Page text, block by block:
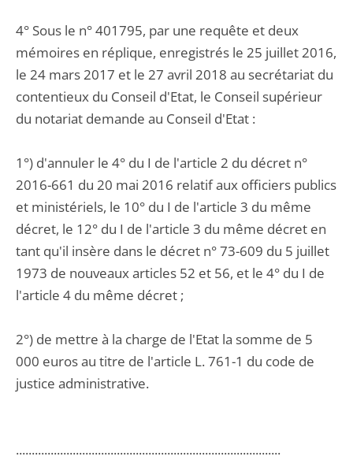
4° Sous le n° 401795, par une requête et deux
mémoires en réplique, enregistrés le 25 juillet 2016,
le 24 mars 2017 et le 27 avril 2018 au secrétariat du
contentieux du Conseil d'Etat, le Conseil supérieur
du notariat demande au Conseil d'Etat :
1°) d'annuler le 4° du I de l'article 2 du décret n°
2016-661 du 20 mai 2016 relatif aux officiers publics
et ministériels, le 10° du I de l'article 3 du même
décret, le 12° du I de l'article 3 du même décret en
tant qu'il insère dans le décret n° 73-609 du 5 juillet
1973 de nouveaux articles 52 et 56, et le 4° du I de
l'article 4 du même décret ;
2°) de mettre à la charge de l'Etat la somme de 5
000 euros au titre de l'article L. 761-1 du code de
justice administrative.
....................................................................................